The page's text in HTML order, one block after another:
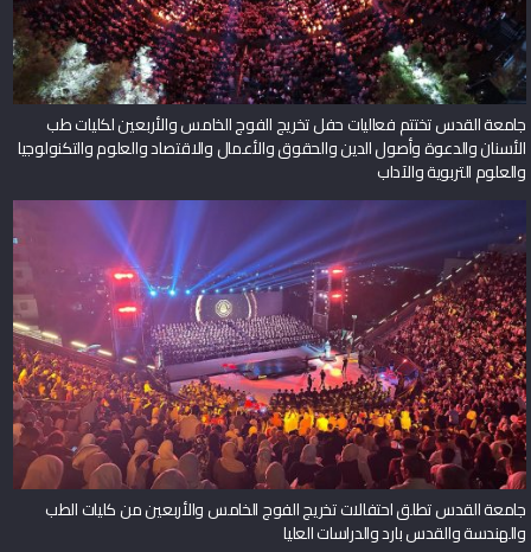
جامعة القدس تختتم فعاليات حفل تخريج الفوج الخامس والأربعين لكليات طب
الأسنان والدعوة وأصول الدين والحقوق والأعمال والاقتصاد والعلوم والتكنولوجيا
والعلوم التربوية والآداب
جامعة القدس تطلق احتفالات تخريج الفوج الخامس والأربعين من كليات الطب
والهندسة والقدس بارد والدراسات العليا